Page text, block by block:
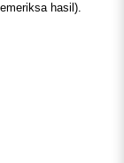
hasil).